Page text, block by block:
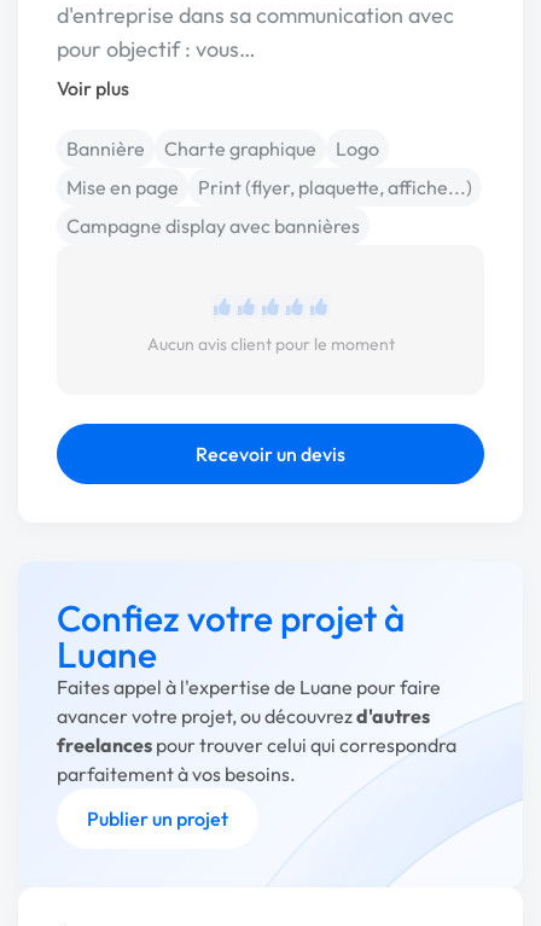
d'entreprise dans sa communication avec
pour objectif : vous…
Voir plus
Bannière Charte graphique
Logo
Mise en page
Print (flyer, plaquette, affiche...)
Campagne display avec bannières
Aucun avis client pour le moment
Recevoir un devis
Confiez votre projet à
Luane
Faites appel à l'expertise de Luane pour faire
avancer votre projet, ou découvrezd'autres
freelances pour trouver celui qui correspondra
parfaitement à vos besoins.
Publier un projet